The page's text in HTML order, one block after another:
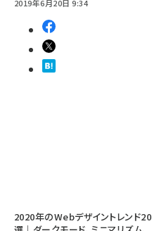
2019年6月20日 9:34
2020年のWebデザイントレンド20